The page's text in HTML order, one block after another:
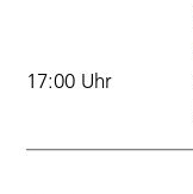
17:00 Uhr